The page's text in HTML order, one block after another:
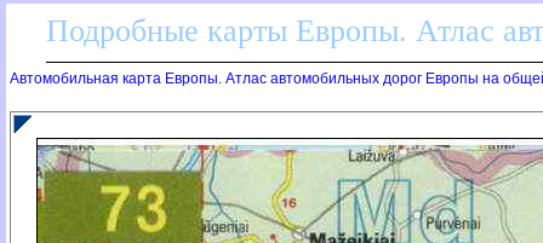
Подробные карты Европы. Атлас
Автомобильная карта Европы. Атлас автомобильных дорог Европы на